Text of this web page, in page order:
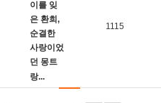
이를 잊
은 환희,
순결한
사랑이었
던 몽트
랑...
1115